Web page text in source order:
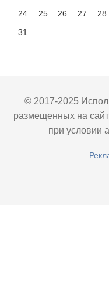
24 25 26 27 28
31
© 2017-2025
размещенных на
при условии